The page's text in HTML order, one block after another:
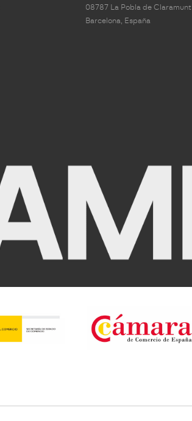
08787 La Pobla de Claramunt
Barcelona, España